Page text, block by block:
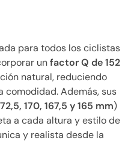
para todos los ciclistas
unfactor Q de 152
natural, reduciendo
comodidad. Además, sus
170, 167,5 y 165 mm)
a cada altura y estilo de
y realista desde la